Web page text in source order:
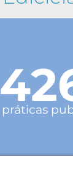
práticas